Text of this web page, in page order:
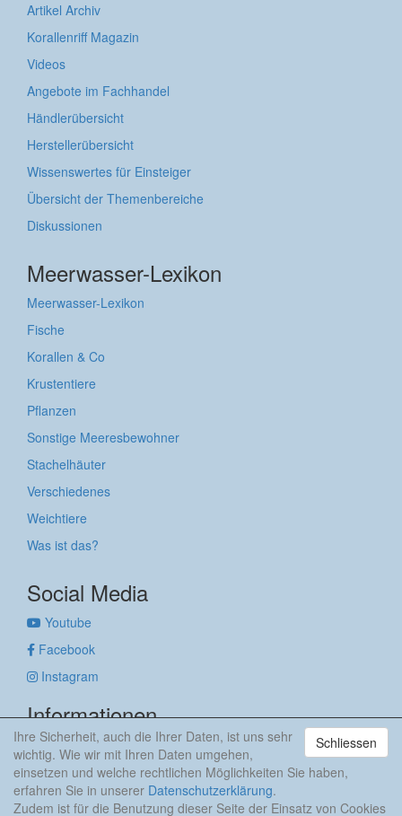
Artikel Archiv
Korallenriff Magazin
Videos
Angebote im Fachhandel
Händlerübersicht
Herstellerübersicht
Wissenswertes für Einsteiger
Übersicht der Themenbereiche
Diskussionen
Meerwasser-Lexikon
Meerwasser-Lexikon
Fische
Korallen & Co
Krustentiere
Pflanzen
Sonstige Meeresbewohner
Stachelhäuter
Verschiedenes
Weichtiere
Was ist das?
Social Media
Youtube
Facebook
Instagram
Informationen
Impressum
Datenschutzerklärung
anker & meehr
Schliessen
Ihre Sicherheit, auch die Ihrer Daten, ist uns sehr
wichtig. Wie wir mit Ihren Daten umgehen,
einsetzen und welche rechtlichen Möglichkeiten Sie haben,
erfahren Sie in unserer Datenschutzerklärung.
Zudem ist für die Benutzung dieser Seite der Einsatz von Cookies